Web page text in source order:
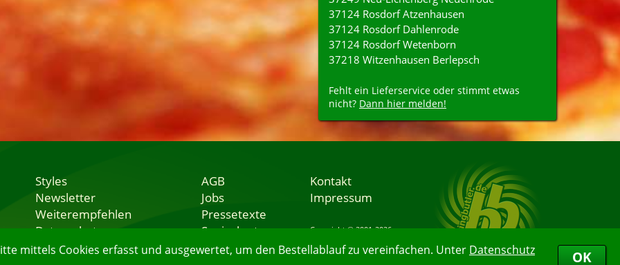
mittels Cookies erfasst und ausgewertet, um den Bestellablauf zu vereinfachen. Unter Datenschutz
OK
37124 Rosdorf Atzenhausen
37124 Rosdorf Dahlenrode
37124 Rosdorf Wetenborn
37218 Witzenhausen Berlepsch
Fehlt ein Lieferservice oder stimmt etwas
nicht? Dann hier melden!
Styles
Newsletter
Weiterempfehlen
Datenschutz
Nutzungsbedingungen
AGB
Jobs
Pressetexte
Speisekarten
Lieferservice
Kontakt
Impressum
Copyright © 2001-2026
08.08.2026 09:36:59